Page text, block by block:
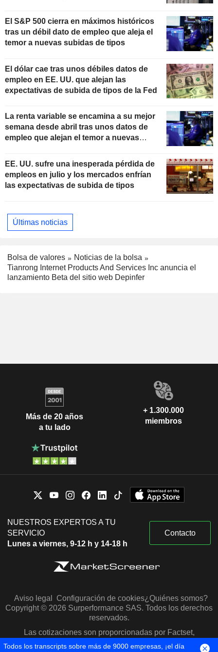
El S&P 500 cierra en máximos históricos
tras un débil dato de empleo que aleja el
temor a nuevas subidas de tipos
El dólar cae tras unos débiles datos de
empleo en EE. UU. que alejan las
expectativas de subida de tipos de la Fed
La renta variable se encamina a su mejor
semana desde abril tras unos datos de
empleo que alejan el temor a nuevas
EE. UU. sufre una inesperada pérdida de
empleos en julio y los mercados enfrían
las expectativas de subida de tipos
Últimas noticias
Bolsa de valores
Noticias de la bolsa
Tianrong Internet Products And Services Inc anuncia el
lanzamiento Beta del sitio web Depinfer
Más de 20 años
a tu lado
+ 1.300.000
miembros
NUESTROS EXPERTOS A TU
SERVICIO
Lunes a viernes, 9-12 h y 14-18 h
Contacto
Aviso legal Configuración de cookies¿Quiénes somos?
Copyright © 2026 Surperformance SAS. Todos los derechos
reservados.
Las cotizaciones son proporcionadas por Factset,
Morningstar y S&P Capital IQ
Todos los transcripts sobre más de 9000 empresas, ¡el día